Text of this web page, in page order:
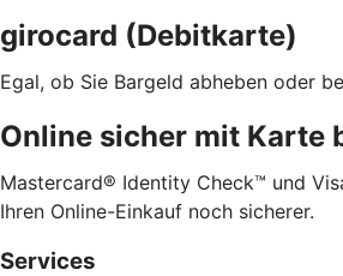
girocard (Debitkarte)
Egal, ob Sie Bargeld abheben oder
Online sicher mit Karte
Mastercard® Identity Check™ und
Ihren Online-Einkauf noch sicherer.
Services